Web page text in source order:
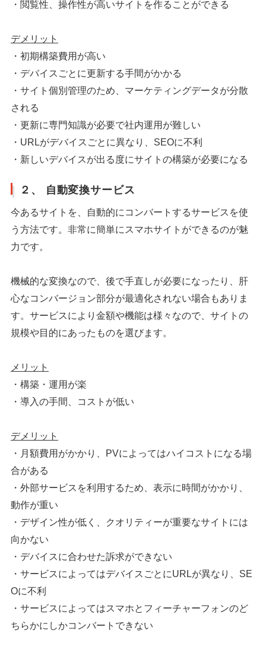
・閲覧性、操作性が高いサイトを作ることができる
デメリット
・初期構築費用が高い
・デバイスごとに更新する手間がかかる
・サイト個別管理のため、マーケティングデータが分散
される
・更新に専門知識が必要で社内運用が難しい
・URLがデバイスごとに異なり、SEOに不利
・新しいデバイスが出る度にサイトの構築が必要になる
２、 自動変換サービス
今あるサイトを、自動的にコンバートするサービスを使
う方法です。非常に簡単にスマホサイトができるのが魅
力です。
機械的な変換なので、後で手直しが必要になったり、肝
心なコンバージョン部分が最適化されない場合もありま
す。サービスにより金額や機能は様々なので、サイトの
規模や目的にあったものを選びます。
メリット
・構築・運用が楽
・導入の手間、コストが低い
デメリット
・月額費用がかかり、PVによってはハイコストになる場
合がある
・外部サービスを利用するため、表示に時間がかかり、
動作が重い
・デザイン性が低く、クオリティーが重要なサイトには
向かない
・デバイスに合わせた訴求ができない
・サービスによってはデバイスごとにURLが異なり、SE
Oに不利
・サービスによってはスマホとフィーチャーフォンのど
ちらかにしかコンバートできない